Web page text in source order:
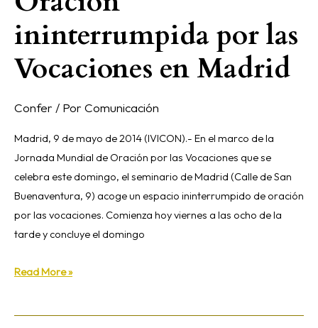
ininterrumpida por las
Vocaciones en Madrid
Confer / Por Comunicación
Madrid, 9 de mayo de 2014 (IVICON).- En el marco de la
Jornada Mundial de Oración por las Vocaciones que se
celebra este domingo, el seminario de Madrid (Calle de San
Buenaventura, 9) acoge un espacio ininterrumpido de oración
por las vocaciones. Comienza hoy viernes a las ocho de la
tarde y concluye el domingo
ininterrumpida
por
Vocaciones
Madrid
Read More »